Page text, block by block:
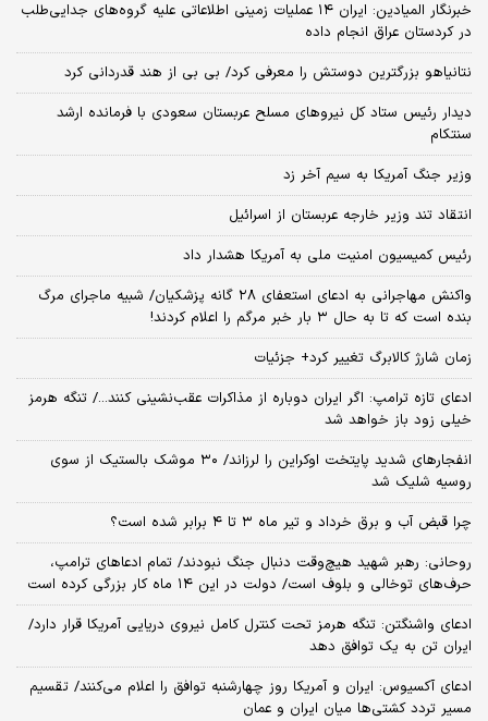
خبرنگار المیادین: ایران ۱۴ عملیات زمینی اطلاعاتی علیه گروه‌های جدایی‌طلب
در کردستان عراق انجام داده
نتانیاهو بزرگترین دوستش را معرفی کرد/ بی بی از هند قدردانی کرد
دیدار رئیس ستاد کل نیروهای مسلح عربستان سعودی با فرمانده ارشد
سنتکام
وزیر جنگ آمریکا به سیم آخر زد
انتقاد تند وزیر خارجه عربستان از اسرائیل
رئیس کمیسیون امنیت ملی به آمریکا هشدار داد
واکنش مهاجرانی به ادعای استعفای ۲۸ گانه پزشکیان/ شبیه ماجرای مرگ
بنده است که تا به حال ۳ بار خبر مرگم را اعلام کردند!
زمان شارژ کالابرگ تغییر کرد+ جزئیات
ادعای تازه ترامپ: اگر ایران دوباره از مذاکرات عقب‌نشینی کنند.../ تنگه هرمز
خیلی زود باز خواهد شد
انفجارهای شدید پایتخت اوکراین را لرزاند/ ۳۰ موشک بالستیک از سوی
روسیه شلیک شد
چرا قبض آب و برق خرداد و تیر ماه ۳ تا ۴ برابر شده است؟
روحانی: رهبر شهید هیچ‌وقت دنبال جنگ نبودند/ تمام ادعاهای ترامپ،
حرف‌های توخالی و بلوف است/ دولت در این ۱۴ ماه کار بزرگی کرده است
ادعای واشنگتن: تنگه هرمز تحت کنترل کامل نیروی دریایی آمریکا قرار دارد/
ایران تن به یک توافق دهد
ادعای آکسیوس: ایران و آمریکا روز چهارشنبه توافق را اعلام می‌کنند/ تقسیم
مسیر تردد کشتی‌ها میان ایران و عمان